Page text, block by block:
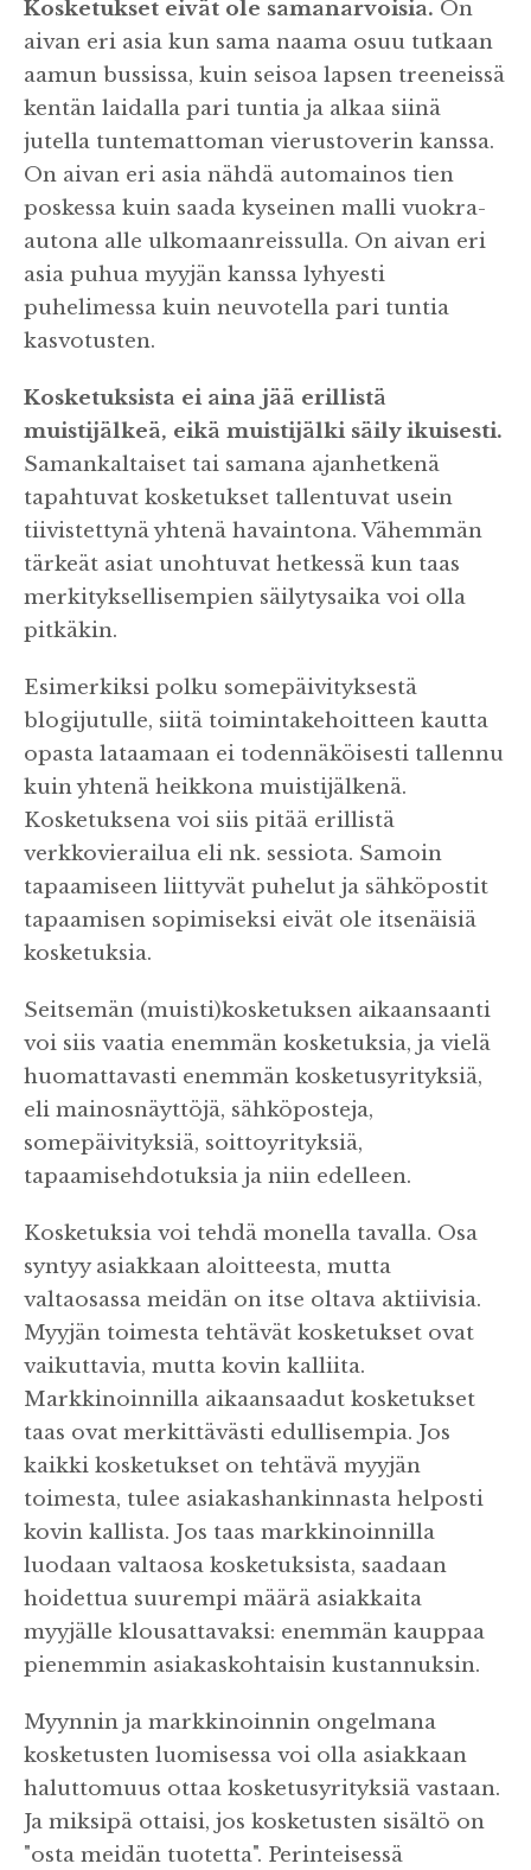
Kosketukset eivät ole samanarvoisia. On
aivan eri asia kun sama naama osuu tutkaan
aamun bussissa, kuin seisoa lapsen treeneissä
kentän laidalla pari tuntia ja alkaa siinä
jutella tuntemattoman vierustoverin kanssa.
On aivan eri asia nähdä automainos tien
poskessa kuin saada kyseinen malli vuokra-
autona alle ulkomaanreissulla. On aivan eri
asia puhua myyjän kanssa lyhyesti
puhelimessa kuin neuvotella pari tuntia
kasvotusten.
Kosketuksista ei aina jää erillistä
muistijälkeä, eikä muistijälki säily ikuisesti.
Samankaltaiset tai samana ajanhetkenä
tapahtuvat kosketukset tallentuvat usein
tiivistettynä yhtenä havaintona. Vähemmän
tärkeät asiat unohtuvat hetkessä kun taas
merkityksellisempien säilytysaika voi olla
pitkäkin.
Esimerkiksi polku somepäivityksestä
blogijutulle, siitä toimintakehoitteen kautta
opasta lataamaan ei todennäköisesti tallennu
kuin yhtenä heikkona muistijälkenä.
Kosketuksena voi siis pitää erillistä
verkkovierailua eli nk. sessiota. Samoin
tapaamiseen liittyvät puhelut ja sähköpostit
tapaamisen sopimiseksi eivät ole itsenäisiä
kosketuksia.
Seitsemän (muisti)kosketuksen aikaansaanti
voi siis vaatia enemmän kosketuksia, ja vielä
huomattavasti enemmän kosketusyrityksiä,
eli mainosnäyttöjä, sähköposteja,
somepäivityksiä, soittoyrityksiä,
tapaamisehdotuksia ja niin edelleen.
Kosketuksia voi tehdä monella tavalla. Osa
syntyy asiakkaan aloitteesta, mutta
valtaosassa meidän on itse oltava aktiivisia.
Myyjän toimesta tehtävät kosketukset ovat
vaikuttavia, mutta kovin kalliita.
Markkinoinnilla aikaansaadut kosketukset
taas ovat merkittävästi edullisempia. Jos
kaikki kosketukset on tehtävä myyjän
toimesta, tulee asiakashankinnasta helposti
kovin kallista. Jos taas markkinoinnilla
luodaan valtaosa kosketuksista, saadaan
hoidettua suurempi määrä asiakkaita
myyjälle klousattavaksi: enemmän kauppaa
pienemmin asiakaskohtaisin kustannuksin.
Myynnin ja markkinoinnin ongelmana
kosketusten luomisessa voi olla asiakkaan
haluttomuus ottaa kosketusyrityksiä vastaan.
Ja miksipä ottaisi, jos kosketusten sisältö on
"osta meidän tuotetta". Perinteisessä